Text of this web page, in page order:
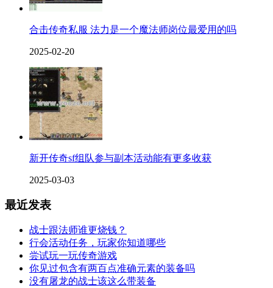
合击传奇私服 法力是一个魔法师岗位最爱用的吗
2025-02-20
新开传奇sf组队参与副本活动能有更多收获
2025-03-03
最近发表
战士跟法师谁更烧钱？
行会活动任务，玩家你知道哪些
尝试玩一玩传奇游戏
你见过包含有两百点准确元素的装备吗
没有屠龙的战士该这么带装备